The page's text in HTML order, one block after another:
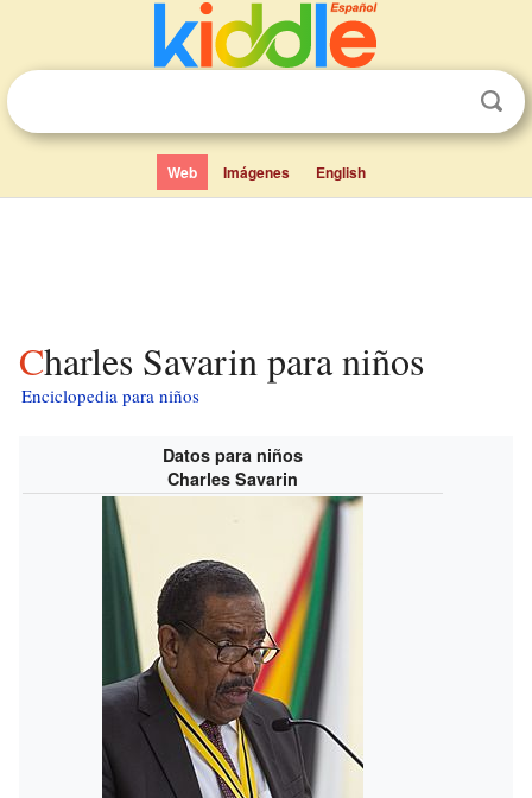
Web Imágenes English
Charles Savarin para niños
Enciclopedia para niños
Datos para niños
Charles Savarin